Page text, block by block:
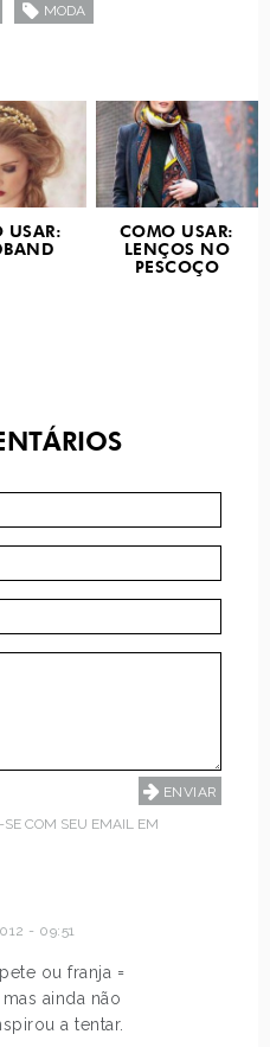
MODA
USAR:
COMO USAR:
LENÇOS NO
PESCOÇO
SE COM SEU EMAIL EM
- 09:51
ou franja =
ainda não
a tentar.